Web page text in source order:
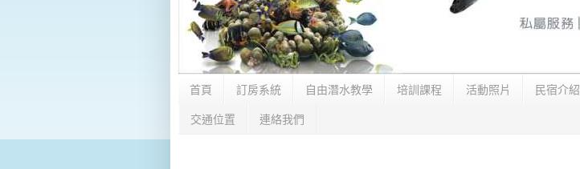
首頁 訂房系統 自由潛水教學 培訓課程 活動照片 民宿介紹
交通位置 連絡我們